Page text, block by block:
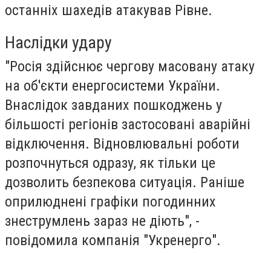
останніх шахедів атакував Рівне.
Наслідки удару
"Росія здійснює чергову масовану атаку
на об'єкти енергосистеми України.
Внаслідок завданих пошкоджень у
більшості регіонів застосовані аварійні
відключення. Відновлювальні роботи
розпочнуться одразу, як тільки це
дозволить безпекова ситуація. Раніше
оприлюднені графіки погодинних
знеструмлень зараз не діють", -
повідомила компанія "Укренерго".